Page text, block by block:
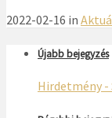
2022-02-16 in
Újabb bejegyzés
Hirdetmény -